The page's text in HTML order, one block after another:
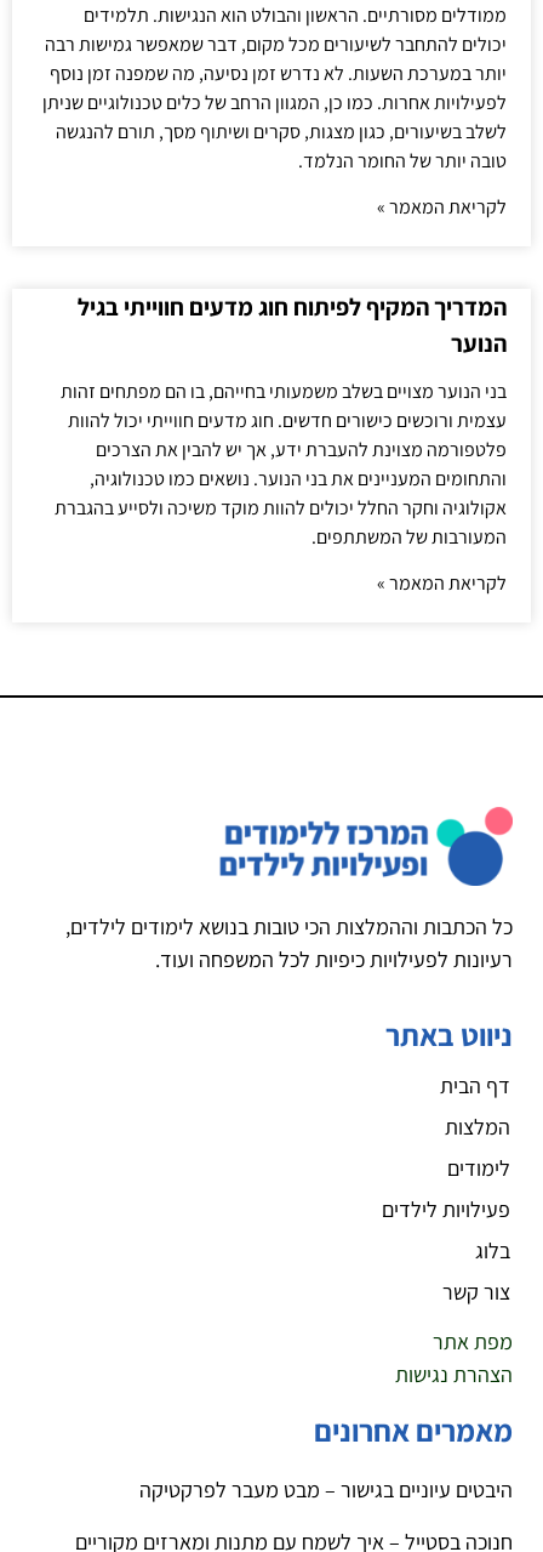
ממודלים מסורתיים. הראשון והבולט הוא הנגישות. תלמידים
יכולים להתחבר לשיעורים מכל מקום, דבר שמאפשר גמישות רבה
יותר במערכת השעות. לא נדרש זמן נסיעה, מה שמפנה זמן נוסף
לפעילויות אחרות. כמו כן, המגוון הרחב של כלים טכנולוגיים שניתן
לשלב בשיעורים, כגון מצגות, סקרים ושיתוף מסך, תורם להנגשה
טובה יותר של החומר הנלמד.
לקריאת המאמר »
המדריך המקיף לפיתוח חוג מדעים חווייתי בגיל
הנוער
בני הנוער מצויים בשלב משמעותי בחייהם, בו הם מפתחים זהות
עצמית ורוכשים כישורים חדשים. חוג מדעים חווייתי יכול להוות
פלטפורמה מצוינת להעברת ידע, אך יש להבין את הצרכים
והתחומים המעניינים את בני הנוער. נושאים כמו טכנולוגיה,
אקולוגיה וחקר החלל יכולים להוות מוקד משיכה ולסייע בהגברת
המעורבות של המשתתפים.
לקריאת המאמר »
כל הכתבות וההמלצות הכי טובות בנושא לימודים לילדים,
רעיונות לפעילויות כיפיות לכל המשפחה ועוד.
ניווט באתר
דף הבית
המלצות
לימודים
פעילויות לילדים
בלוג
צור קשר
מפת אתר
הצהרת נגישות
מאמרים אחרונים
היבטים עיוניים בגישור – מבט מעבר לפרקטיקה
חנוכה בסטייל – איך לשמח עם מתנות ומארזים מקוריים